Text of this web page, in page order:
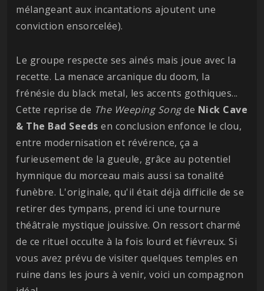
mélangeant aux incantations ajoutent une
conviction ensorcelée).
Le groupe respecte ses ainés mais joue avec la
recette. La menace arcanique du doom, la
frénésie du black metal, les accents gothiques...
Cette reprise de The Weeping Songde Nick Cave
& The Bad Seeds en conclusion enfonce le clou,
entre modernisation et révérence, ça a
furieusement de la gueule, grâce au potentiel
hymnique du morceau mais aussi sa tonalité
funèbre. L'originale, qu'il était déjà difficile de se
retirer des tympans, prend ici une tournure
théâtrale mystique jouissive. On ressort charmé
de ce rituel occulte à la fois lourd et fiévreux. Si
vous avez prévu de visiter quelques temples en
ruine dans les jours à venir, voici un compagnon